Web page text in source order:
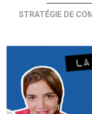
STRATÉGIE DE